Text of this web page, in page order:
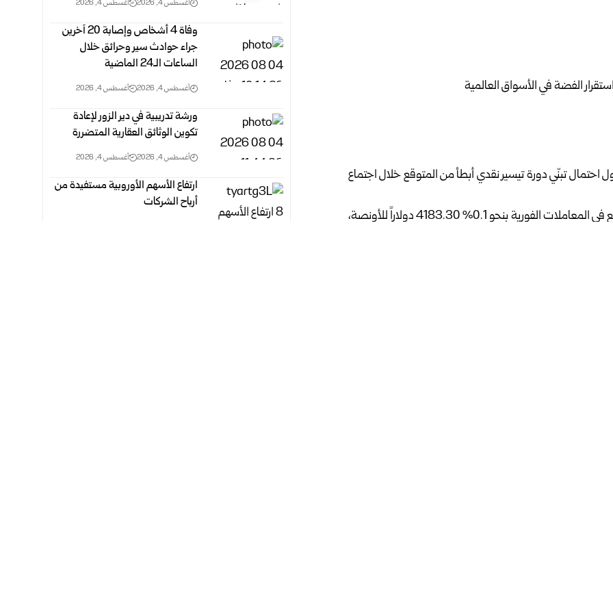
تبنّي دورة تيسير نقدي أبطأ من المتوقع خلال اجتماع
وذكرت شبكة “سي إن بي سي” عربية أن المعدن الأصفر تراجع في المعاملات الفورية بنحو 0.1% 4183.30 دولاراً للأونصة،
أغسطس 4, 2026 أغسطس 4, 2026
وفاة 4 أشخاص وإصابة 20 آخرين
جراء حوادث سير وحرائق خلال
‏الساعات الـ24 الماضية ‏
أغسطس 4, 2026 أغسطس 4, 2026
ورشة تدريبية في دير الزور لإعادة
تكوين الوثائق العقارية المتضررة
أغسطس 4, 2026 أغسطس 4, 2026
ارتفاع الأسهم الأوروبية مستفيدة من
أرباح الشركات